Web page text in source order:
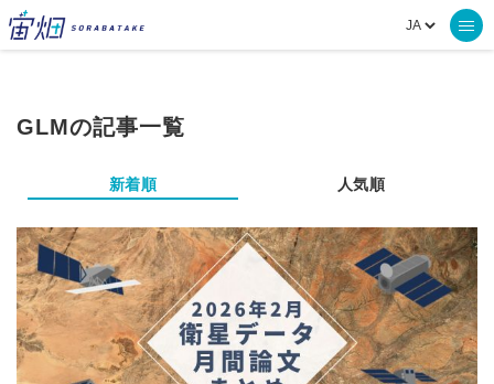
GLMの記事一覧
新着順 人気順